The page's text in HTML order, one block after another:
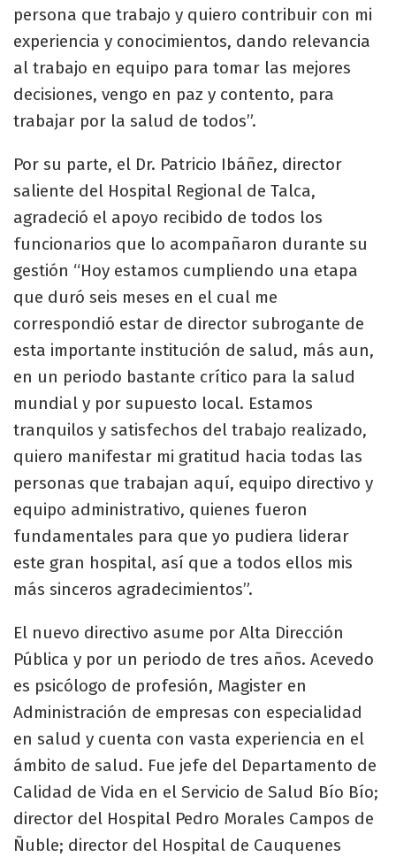
persona que trabajo y quiero contribuir con mi
experiencia y conocimientos, dando relevancia
al trabajo en equipo para tomar las mejores
decisiones, vengo en paz y contento, para
trabajar por la salud de todos”.
Por su parte, el Dr. Patricio Ibáñez, director
saliente del Hospital Regional de Talca,
agradeció el apoyo recibido de todos los
funcionarios que lo acompañaron durante su
gestión “Hoy estamos cumpliendo una etapa
que duró seis meses en el cual me
correspondió estar de director subrogante de
esta importante institución de salud, más aun,
en un periodo bastante crítico para la salud
mundial y por supuesto local. Estamos
tranquilos y satisfechos del trabajo realizado,
quiero manifestar mi gratitud hacia todas las
personas que trabajan aquí, equipo directivo y
equipo administrativo, quienes fueron
fundamentales para que yo pudiera liderar
este gran hospital, así que a todos ellos mis
más sinceros agradecimientos”.
El nuevo directivo asume por Alta Dirección
Pública y por un periodo de tres años. Acevedo
es psicólogo de profesión, Magister en
Administración de empresas con especialidad
en salud y cuenta con vasta experiencia en el
ámbito de salud. Fue jefe del Departamento de
Calidad de Vida en el Servicio de Salud Bío Bío;
director del Hospital Pedro Morales Campos de
Ñuble; director del Hospital de Cauquenes